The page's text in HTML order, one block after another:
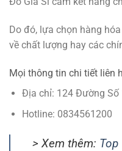
Do đó, lựa chọn hàng
về chất lượng hay các
Mọi thông tin chi tiết liên
Địa chỉ: 124 Đường Số
Hotline: 0834561200
> Xem thêm: